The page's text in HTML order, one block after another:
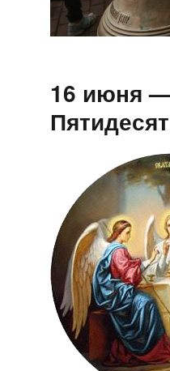
16 июня